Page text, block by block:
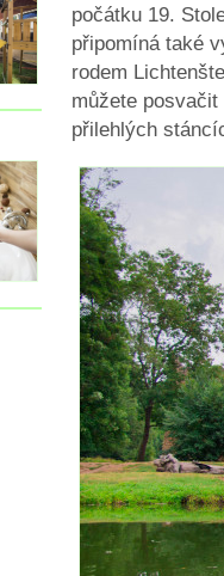
počátku 19.
připomíná také
rodem
můžete
přilehlých